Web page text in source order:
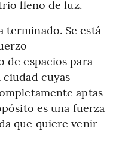
lleno de luz.
terminado. Se está
espacios para
cuyas
aptas
es una fuerza
que quiere venir